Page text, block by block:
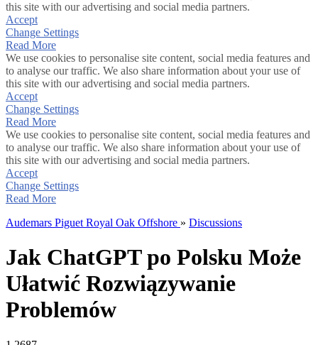
this site with our advertising and social media partners.
Accept
Change Settings
Read More
We use cookies to personalise site content, social media features and
to analyse our traffic. We also share information about your use of
this site with our advertising and social media partners.
Accept
Change Settings
Read More
We use cookies to personalise site content, social media features and
to analyse our traffic. We also share information about your use of
this site with our advertising and social media partners.
Accept
Change Settings
Read More
Audemars Piguet Royal Oak Offshore » Discussions
Jak ChatGPT po Polsku Może
Ułatwić Rozwiązywanie
Problemów